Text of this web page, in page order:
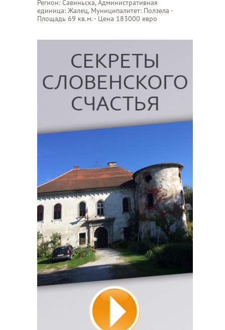
Регион: Савиньска, Административная
единица: Жалец, Муниципалитет: Ползела -
Площадь 69 кв.м. - Цена 183000 евро